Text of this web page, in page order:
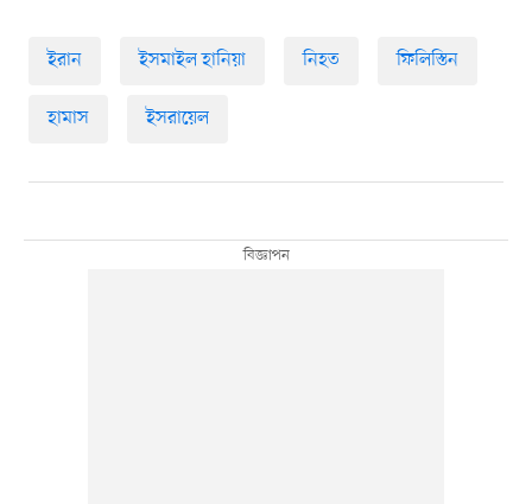
ইরান ইসমাইল হানিয়া নিহত ফিলিস্তিন
হামাস ইসরায়েল